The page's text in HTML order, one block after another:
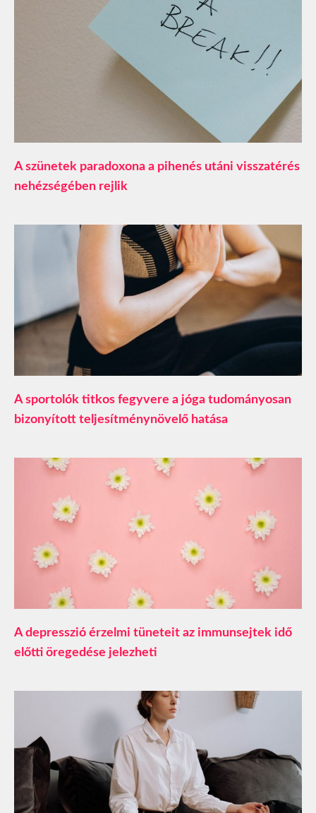
A szünetek paradoxona a pihenés utáni visszatérés
nehézségében rejlik
A sportolók titkos fegyvere a jóga tudományosan
bizonyított teljesítménynövelő hatása
A depresszió érzelmi tüneteit az immunsejtek idő
előtti öregedése jelezheti